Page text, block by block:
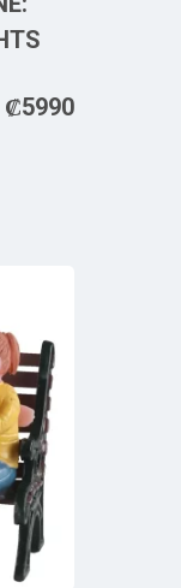
₡5990